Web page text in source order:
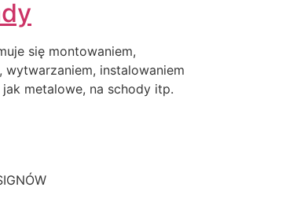
się montowaniem,
wytwarzaniem, instalowaniem
metalowe, na schody itp.